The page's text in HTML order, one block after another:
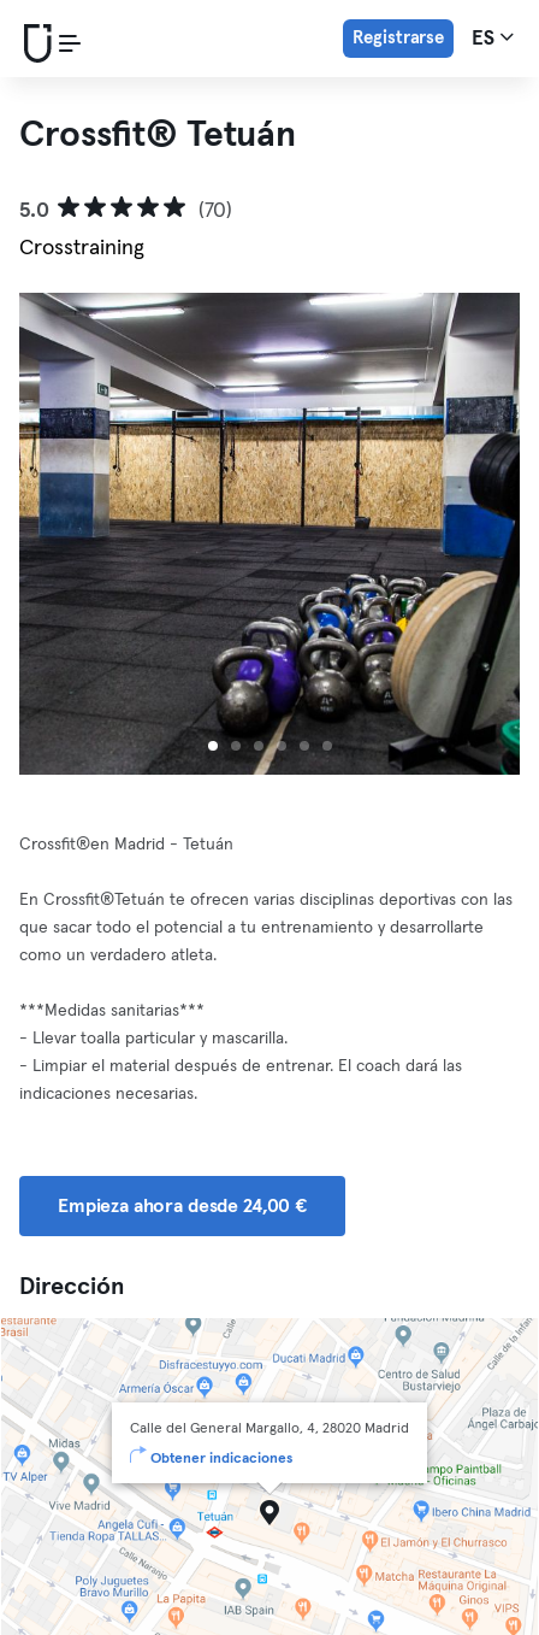
Registrarse ES
Crossfit® Tetuán
5.0
(70)
Crosstraining
Crossfit®en Madrid - Tetuán
En Crossfit®Tetuán te ofrecen varias disciplinas deportivas con las
que sacar todo el potencial a tu entrenamiento y desarrollarte
como un verdadero atleta.
***Medidas sanitarias***
- Llevar toalla particular y mascarilla.
- Limpiar el material después de entrenar. El coach dará las
indicaciones necesarias.
Empieza ahora desde 24,00 €
Dirección
Calle del General Margallo, 4, 28020 Madrid
Obtener indicaciones